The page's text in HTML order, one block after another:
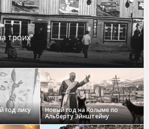
троих"
год лису Новый год на Колыме по
Альберту Эйнштейну